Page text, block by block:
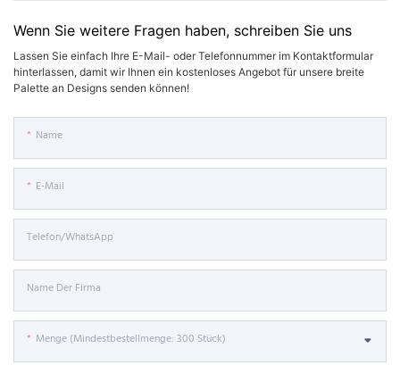
Wenn Sie weitere Fragen haben, schreiben Sie uns
Lassen Sie einfach Ihre E-Mail- oder Telefonnummer im Kontaktformular
hinterlassen, damit wir Ihnen ein kostenloses Angebot für unsere breite
Palette an Designs senden können!
Name
E-Mail
Telefon/WhatsApp
Name Der Firma
Menge (Mindestbestellmenge: 300 Stück)